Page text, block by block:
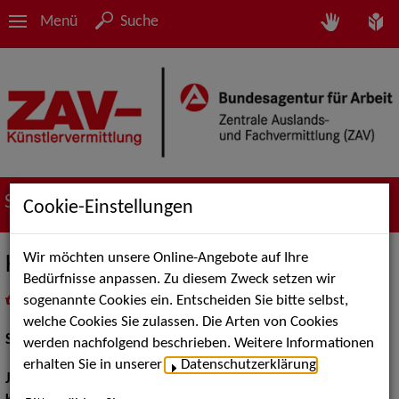
Menü Suche
Suche nach Künstler*innen
Klara Günther
als PDF speichern
inMeine Merklistelegen
Schauspiel:Bühne
Jahrgang:
Cookie-Einstellungen
Wir möchten unsere Online-Angebote auf Ihre
Bedürfnisse anpassen. Zu diesem Zweck setzen wir
sogenannte Cookies ein. Entscheiden Sie bitte selbst,
welche Cookies Sie zulassen. Die Arten von Cookies
werden nachfolgend beschrieben. Weitere Informationen
erhalten Sie in unserer
Datenschutzerklärung